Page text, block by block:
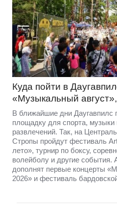
Куда пойти в
«Музыкальный
В ближайшие дни Даугавпилс
площадку для спорта,
развлечений. Так, на
Стропы пройдут фестиваль
лето», турнир по боксу,
волейболу и другие события.
дополнят первые концерты
2026» и фестиваль